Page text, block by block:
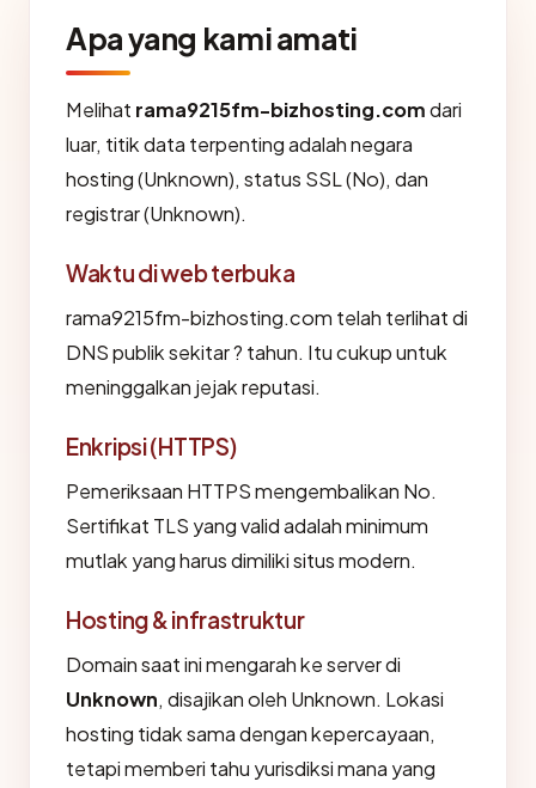
Apa yang kami amati
Melihat rama9215fm-bizhosting.comdari
luar, titik data terpenting adalah negara
hosting (Unknown), status SSL (No), dan
registrar (Unknown).
Waktu di web terbuka
rama9215fm-bizhosting.com telah terlihat di
DNS publik sekitar ? tahun. Itu cukup untuk
meninggalkan jejak reputasi.
Enkripsi (HTTPS)
Pemeriksaan HTTPS mengembalikan No.
Sertifikat TLS yang valid adalah minimum
mutlak yang harus dimiliki situs modern.
Hosting & infrastruktur
Domain saat ini mengarah ke server di
Unknown, disajikan oleh Unknown. Lokasi
hosting tidak sama dengan kepercayaan,
tetapi memberi tahu yurisdiksi mana yang